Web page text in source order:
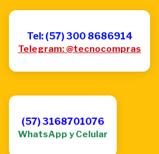
Tel: (57) 300 8686914
Telegram: @tecnocompras
(57) 3168701076
WhatsApp y Celular